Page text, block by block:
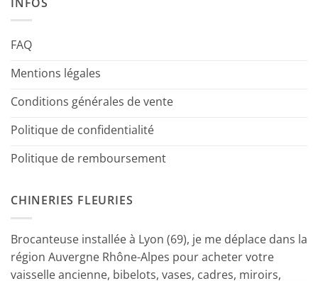
FAQ
Mentions légales
Conditions générales de vente
Politique de confidentialité
Politique de remboursement
CHINERIES FLEURIES
Brocanteuse installée à Lyon (69), je me déplace dans la
région Auvergne Rhône-Alpes pour acheter votre
vaisselle ancienne, bibelots, vases, cadres, miroirs,